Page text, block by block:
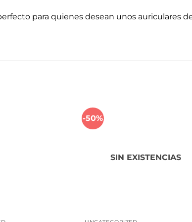
para quienes desean unos auriculares
-50%
SIN EXISTENCIAS